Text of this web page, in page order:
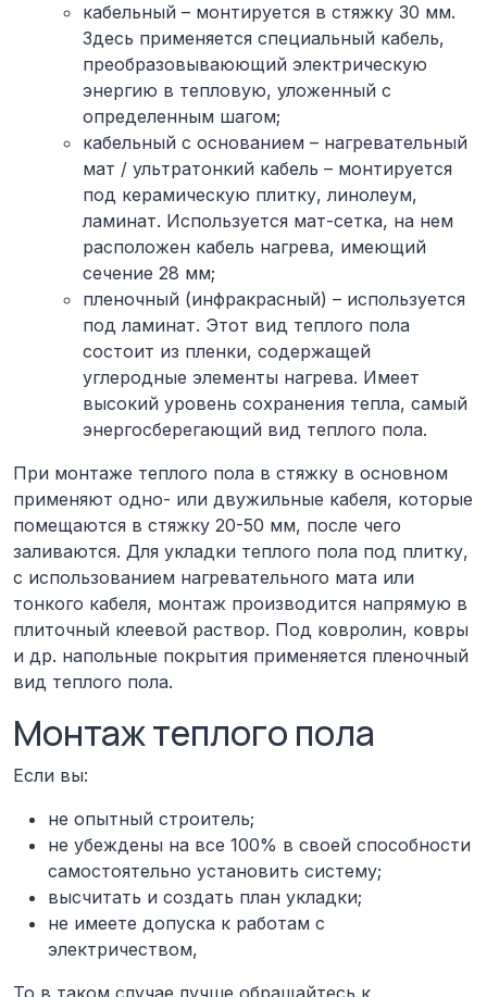
кабельный – монтируется в стяжку 30 мм.
Здесь применяется специальный кабель,
преобразовываюющий электрическую
энергию в тепловую, уложенный с
определенным шагом;
кабельный с основанием – нагревательный
мат / ультратонкий кабель – монтируется
под керамическую плитку, линолеум,
ламинат. Используется мат-сетка, на нем
расположен кабель нагрева, имеющий
сечение 28 мм;
пленочный (инфракрасный) – используется
под ламинат. Этот вид теплого пола
состоит из пленки, содержащей
углеродные элементы нагрева. Имеет
высокий уровень сохранения тепла, самый
энергосберегающий вид теплого пола.
При монтаже теплого пола в стяжку в основном
применяют одно- или двужильные кабеля, которые
помещаются в стяжку 20-50 мм, после чего
заливаются. Для укладки теплого пола под плитку,
с использованием нагревательного мата или
тонкого кабеля, монтаж производится напрямую в
плиточный клеевой раствор. Под ковролин, ковры
и др. напольные покрытия применяется пленочный
вид теплого пола.
Монтаж теплого пола
Если вы:
не опытный строитель;
не убеждены на все 100% в своей способности
самостоятельно установить систему;
высчитать и создать план укладки;
не имеете допуска к работам с
электричеством,
То в таком случае лучше обращайтесь к